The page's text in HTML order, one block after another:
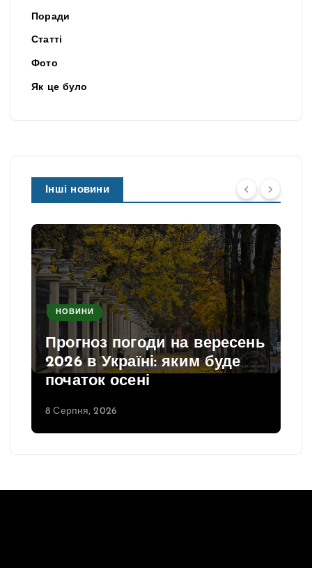
Поради
Статті
Фото
Як це було
Інші новини
НОВИНИ
Прогноз погоди на вересень
2026 в Україні: яким буде
початок осені
8 Серпня, 2026